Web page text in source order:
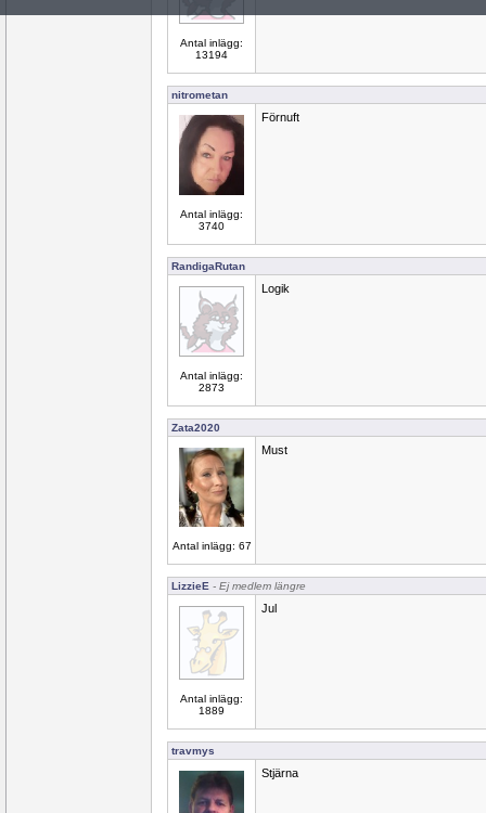
Antal inlägg:
13194
nitrometan
Antal inlägg:
3740
Förnuft
RandigaRutan
Antal inlägg:
2873
Logik
Zata2020
Antal inlägg: 67
Must
LizzieE - Ej medlem längre
Antal inlägg:
1889
Jul
travmys
Stjärna